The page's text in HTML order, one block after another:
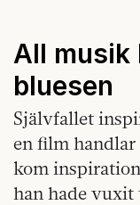
All musik
bluesen
Självfallet
en film handlar
kom
han hade vuxit